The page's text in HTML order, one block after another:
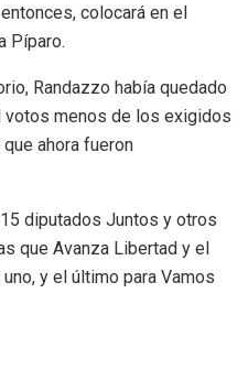
colocará en el
Píparo.
Randazzo había quedado
votos menos de los exigidos
ahora fueron
diputados Juntos y otros
que Avanza Libertad y el
y el último para Vamos